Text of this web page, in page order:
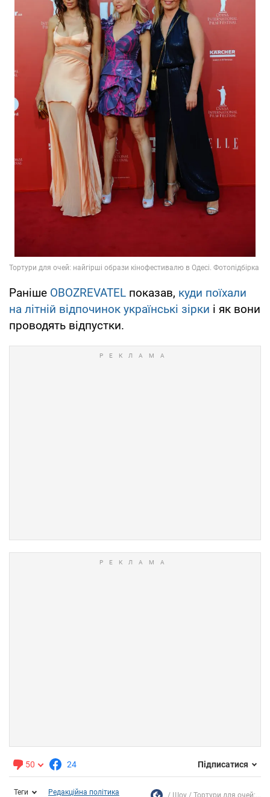
Раніше OBOZREVATEL показав, куди поїхали
на літній відпочинок українські зірки і як вони
проводять відпустки.
50 24 Підписатися
Теги Редакційна політика Шоу Тортури для очей:...